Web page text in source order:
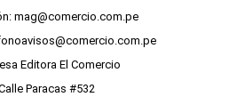
mag@comercio.com.pe
Editora El Comercio
Paracas #532